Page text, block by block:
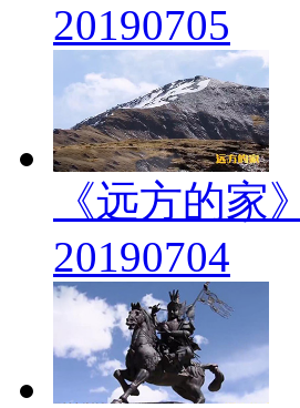
20190705
《远方的家
20190704